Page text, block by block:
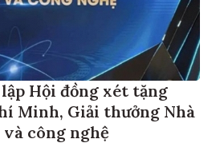
Hội đồng xét tặng
Minh, Giải thưởng Nhà
công nghệ